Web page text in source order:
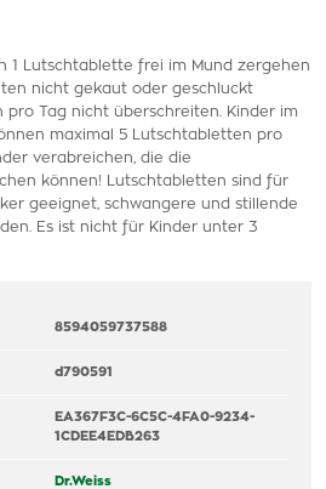
1 Lutschtablette frei im Mund zergehen
nicht gekaut oder geschluckt
pro Tag nicht überschreiten. Kinder im
maximal 5 Lutschtabletten pro
verabreichen, die die
können! Lutschtabletten sind für
geeignet, schwangere und stillende
Es ist nicht für Kinder unter 3
8594059737588
d790591
EA367F3C-6C5C-4FA0-9234-
1CDEE4EDB263
Dr.Weiss